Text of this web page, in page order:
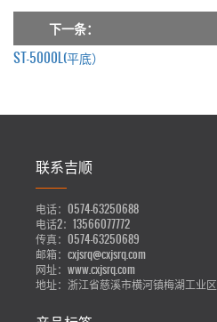
下一条：
ST-5000L(平底）
联系吉顺
电话： 0574-63250688
电话2： 13566077772
传真： 0574-63250689
邮箱： cxjsrq@cxjsrq.com
网址： www.cxjsrq.com
地址： 浙江省慈溪市横河镇梅湖工业区